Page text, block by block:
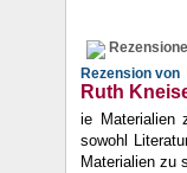
Rezension von
Ruth
ie Materialien
sowohl
Materialien zu